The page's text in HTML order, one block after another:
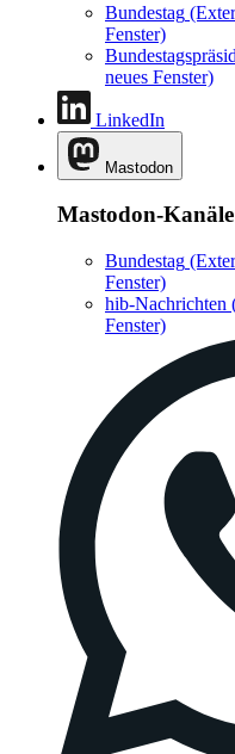
Bundestag
Fenster)
neues Fenster)
LinkedIn
Mastodon
Mastodon-Kanäle
Bundestag
Fenster)
hib-Nachrichten
Fenster)